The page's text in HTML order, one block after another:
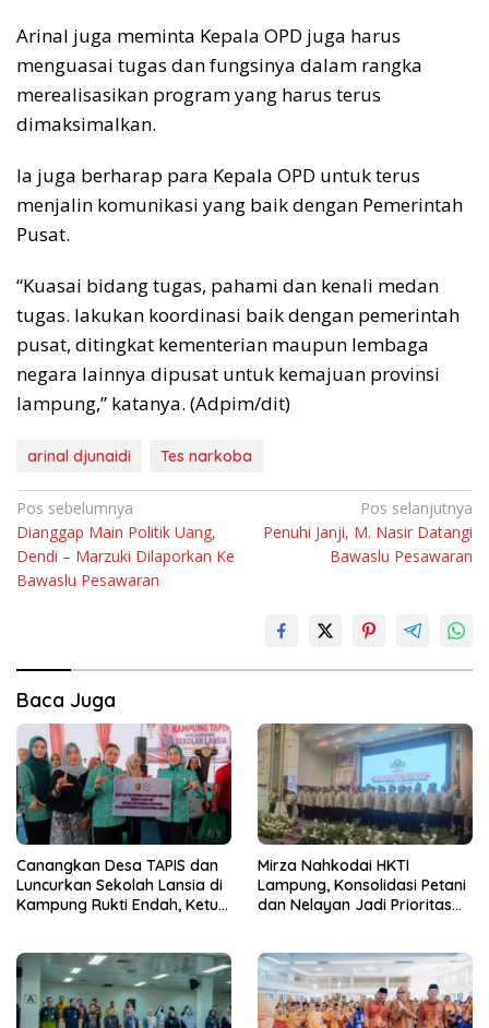
Arinal juga meminta Kepala OPD juga harus
menguasai tugas dan fungsinya dalam rangka
merealisasikan program yang harus terus
dimaksimalkan.
Ia juga berharap para Kepala OPD untuk terus
menjalin komunikasi yang baik dengan Pemerintah
Pusat.
“Kuasai bidang tugas, pahami dan kenali medan
tugas. lakukan koordinasi baik dengan pemerintah
pusat, ditingkat kementerian maupun lembaga
negara lainnya dipusat untuk kemajuan provinsi
lampung,” katanya. (Adpim/dit)
arinal djunaidi Tes narkoba
Navigasi
pos
Pos sebelumnya
Dianggap Main Politik Uang,
Dendi – Marzuki Dilaporkan Ke
Bawaslu Pesawaran
Pos selanjutnya
Penuhi Janji, M. Nasir Datangi
Bawaslu Pesawaran
Baca Juga
Canangkan Desa TAPIS dan
Luncurkan Sekolah Lansia di
Kampung Rukti Endah, Ketua
dari Desa
Mirza Nahkodai HKTI
Lampung, Konsolidasi Petani
dan Nelayan Jadi Prioritas